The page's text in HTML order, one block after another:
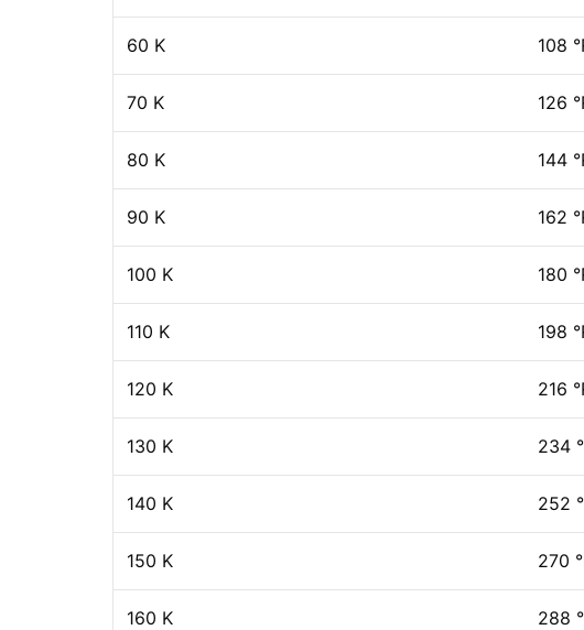
60 K 108
70 K 126
80 K 144
90 K 162
100 K 180
110 K 198
120 K 216
130 K 234
140 K 252
150 K 270
160 K 288